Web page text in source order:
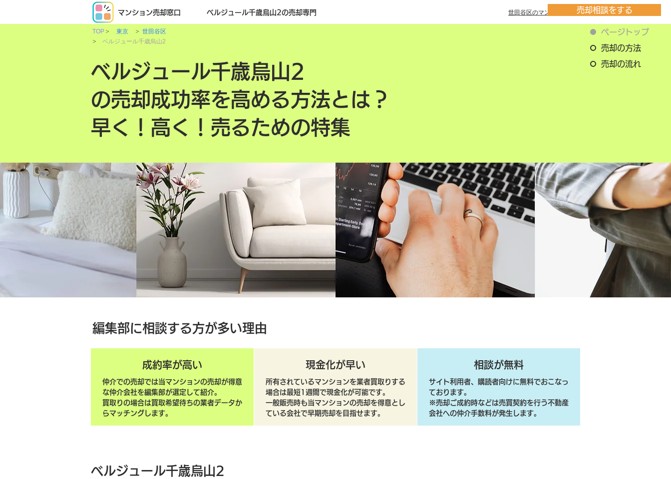
売却相談をする
ページトップ
売却の方法
売却の流れ
マンション売却窓口 ベルジュール千歳烏山2の売却専門 世田谷区のマンション一覧
TOP > 東京 > 世田谷区
> ベルジュール千歳烏山2
ベルジュール千歳烏山2
の売却成功率を高める方法とは？
早く！高く！売るための特集
編集部に相談する方が多い理由
成約率が高い
仲介での売却では当マンションの売却が得意
な仲介会社を編集部が選定して紹介。
買取りの場合は買取希望待ちの業者データか
らマッチングします。
現金化が早い
所有されているマンションを業者買取りする
場合は最短1週間で現金化が可能です。
一般販売時も当マンションの売却を得意とし
ている会社で早期売却を目指せます。
相談が無料
サイト利用者、購読者向けに無料でおこなっ
ております。
​※売却ご成約時などは売買契約を行う不動産
会社への仲介手数料が発生します。
ベルジュール千歳烏山2